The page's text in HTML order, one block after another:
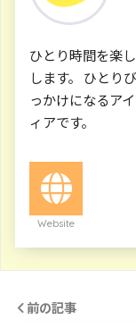
ひとり時間を楽
します。 ひとり
っかけになるア
ィアです。
Website
前の記事